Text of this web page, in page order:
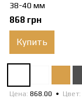
38-40 мм
868 грн
Купить
Цена 868.00 Цвет